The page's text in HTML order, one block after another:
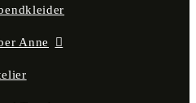
Anne